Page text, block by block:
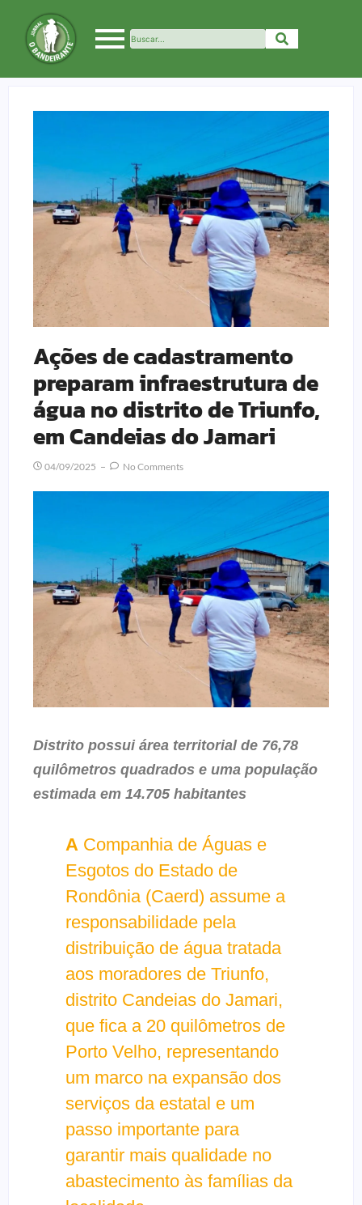
Ações de cadastramento
preparam infraestrutura de
água no distrito de Triunfo,
em Candeias do Jamari
04/09/2025 No Comments
Distrito possui área territorial de 76,78
quilômetros quadrados e uma população
estimada em 14.705 habitantes
A Companhia de Águas e
Esgotos do Estado de
Rondônia (Caerd) assume a
responsabilidade pela
distribuição de água tratada
aos moradores de Triunfo,
distrito Candeias do Jamari,
que fica a 20 quilômetros de
Porto Velho, representando
um marco na expansão dos
serviços da estatal e um
passo importante para
garantir mais qualidade no
abastecimento às famílias da